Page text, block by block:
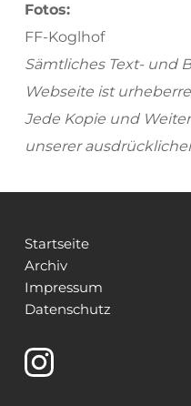
Fotos:
FF-Koglhof
Sämtliches Text- und
Webseite ist
Jede Kopie und
unserer
Startseite
Archiv
Impressum
Datenschutz